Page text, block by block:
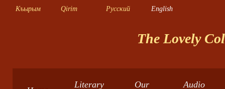
Къырым Qirim Русский English
The Lovely
Literary
Our
Audio